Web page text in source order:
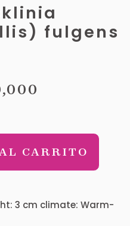
fulgens
CARRITO
3 cm climate: Warm-